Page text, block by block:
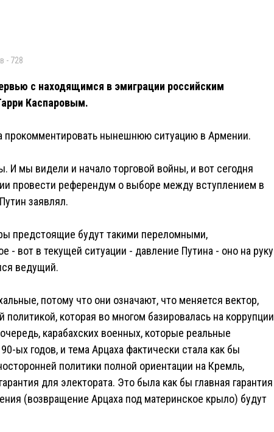
- 728
с находящимся в эмиграции российским
Каспаровым.
прокомментировать нынешнюю ситуацию в Армении.
И мы видели и начало торговой войны, и вот сегодня
провести референдум о выборе между вступлением в
заявлял.
предстоящие будут такими переломными,
- вот в текущей ситуации - давление Путина - оно на руку
ведущий.
потому что они означают, что меняется вектор,
политикой, которая во многом базировалась на коррупции
карабахских военных, которые реальные
ых годов, и тема Арцаха фактически стала как бы
политики полной ориентации на Кремль,
для электората. Это была как бы главная гарантия
(возвращение Арцаха под материнское крыло) будут